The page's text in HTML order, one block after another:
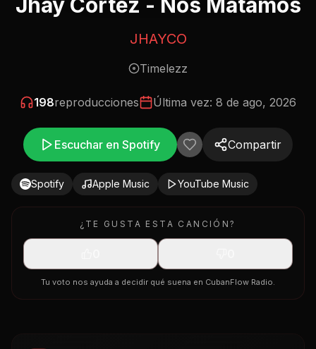
JHAYCO
Timelezz
198reproducciones Última vez: 8 de ago, 2026
Escuchar en Spotify Compartir
Spotify Apple Music YouTube Music
¿TE GUSTA ESTA CANCIÓN?
Tu voto nos ayuda a decidir qué suena en CubanFlow Radio.